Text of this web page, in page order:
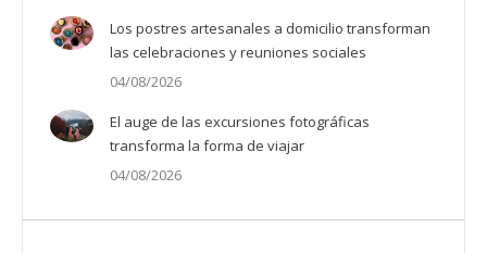
Los postres artesanales a domicilio transforman
las celebraciones y reuniones sociales
04/08/2026
El auge de las excursiones fotográficas
transforma la forma de viajar
04/08/2026